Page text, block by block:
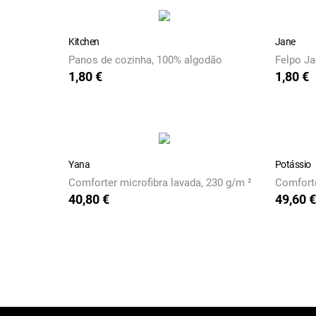
Kitchen
Panos de cozinha, 100% algodão
Preço
1,80 €
Jane
Felpo
Preço
1,80 €
Yana
Comforter microfibra lavada, 230 g/m ²
Preço
40,80 €
Potássio
Preço
49,60 €